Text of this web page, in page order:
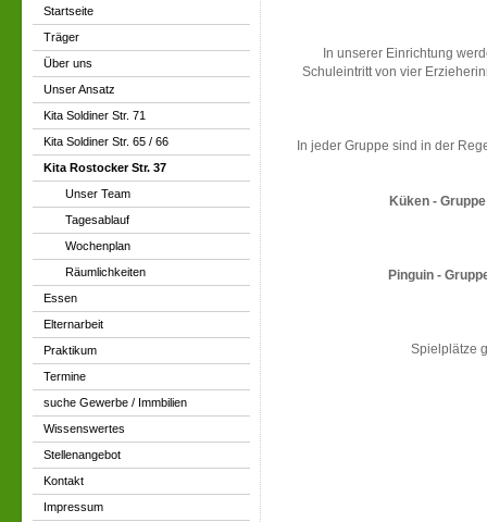
Startseite
Träger
Über uns
Unser Ansatz
Kita Soldiner Str. 71
Kita Soldiner Str. 65 / 66
Kita Rostocker Str. 37
Unser Team
Tagesablauf
Wochenplan
Räumlichkeiten
Essen
Elternarbeit
Praktikum
Termine
suche Gewerbe / Immbilien
Wissenswertes
Stellenangebot
Kontakt
Impressum
In unserer Einrichtung
Schuleintritt von vier
In jeder Gruppe sind in der
Küken - Gruppe
Pinguin -
Spielplätze